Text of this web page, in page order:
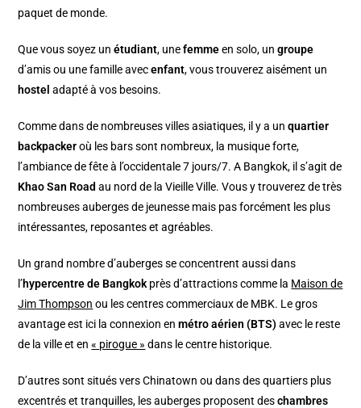
paquet de monde.
Que vous soyez unétudiant, unefemmeen solo, ungroupe
d’amis ou une famille avecenfant, vous trouverez aisément un
hostel adapté à vos besoins.
Comme dans de nombreuses villes asiatiques, il y a unquartier
backpackeroù les bars sont nombreux, la musique forte,
l’ambiance de fête à l’occidentale 7 jours/7. A Bangkok, il s’agit de
Khao San Roadau nord de la Vieille Ville. Vous y trouverez de très
nombreuses auberges de jeunesse mais pas forcément les plus
intéressantes, reposantes et agréables.
Un grand nombre d’auberges se concentrent aussi dans
l’hypercentre de Bangkok près d’attractions comme la Maison de
Jim Thompson ou les centres commerciaux de MBK. Le gros
avantage est ici la connexion enmétro aérien (BTS) avec le reste
de la ville et en« pirogue » dans le centre historique.
D’autres sont situés vers Chinatown ou dans des quartiers plus
excentrés et tranquilles, les auberges proposent deschambres